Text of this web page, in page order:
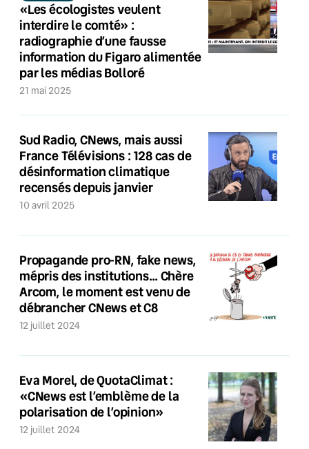
«Les écologistes veulent
interdire le comté» :
radiographie d’une fausse
information du Figaro alimentée
par les médias Bolloré
21 mai 2025
Sud Radio, CNews, mais aussi
France Télévisions : 128 cas de
désinformation climatique
recensés depuis janvier
10 avril 2025
Propagande pro-RN, fake news,
mépris des institutions… Chère
Arcom, le moment est venu de
débrancher CNews et C8
12 juillet 2024
Eva Morel, de QuotaClimat :
«CNews est l’emblème de la
polarisation de l’opinion»
12 juillet 2024